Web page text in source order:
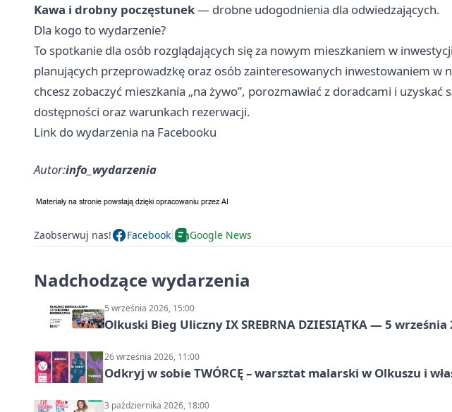
Kawa i drobny poczęstunek— drobne udogodnienia dla odwiedzających.
Dla kogo to wydarzenie?
To spotkanie dla osób rozglądających się za nowym mieszkaniem w
planujących przeprowadzkę oraz osób zainteresowanych inwestowaniem w
chcesz zobaczyć mieszkania „na żywo”, porozmawiać z doradcami i uzyskać
dostępności oraz warunkach rezerwacji.
Link do wydarzenia na Facebooku
Autor:info_wydarzenia
Zaobserwuj nas! Facebook Google News
Nadchodzące wydarzenia
5 września 2026, 15:00
Olkuski Bieg Uliczny IX SREBRNA DZIESIĄTKA — 5 września
26 września 2026, 11:00
Odkryj w sobie TWÓRCĘ – warsztat malarski w Olkuszu i
3 października 2026, 18:00